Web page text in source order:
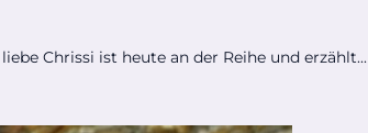
Chrissi ist heute an der Reihe und erzählt...